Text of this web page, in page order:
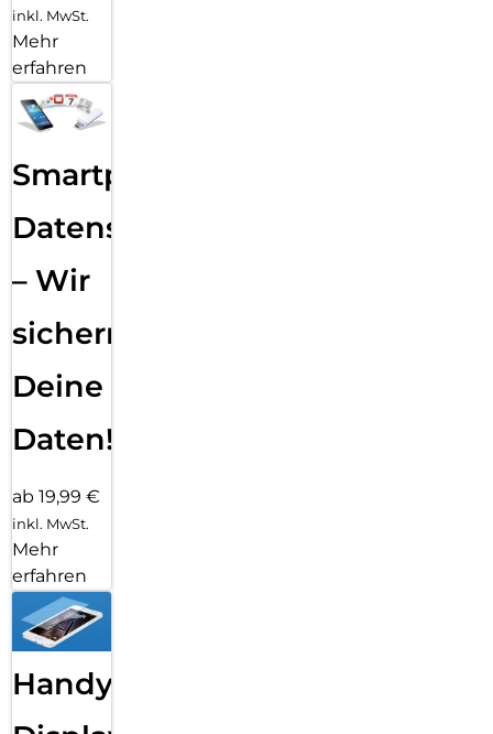
inkl. MwSt.
Mehr
erfahren
Smartphone
Datensicherung
– Wir
sichern
Deine
Daten!
ab 19,99 €
inkl. MwSt.
Mehr
erfahren
Handy